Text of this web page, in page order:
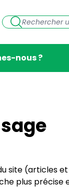
nous ?
site (articles
plus